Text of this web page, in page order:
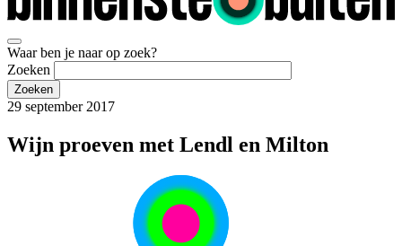
Waar ben je naar op zoek?
Zoeken
29 september 2017
Wijn proeven met Lendl en Milton